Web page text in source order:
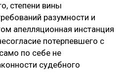
степени вины
разумности и
апелляционная инстанция
потерпевшего с
по себе не
судебного